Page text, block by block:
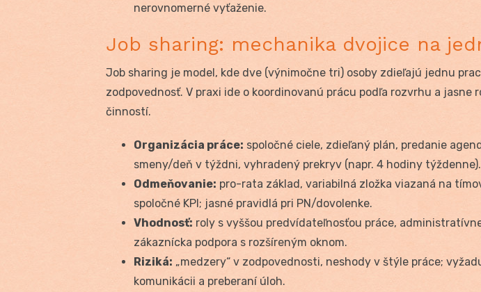
nerovnomerné vyťaženie.
Job sharing: mechanika dvojice na
Job sharing je model, kde dve (výnimočne tri) osoby zdieľajú jednu
zodpovednosť. V praxi ide o koordinovanú prácu podľa rozvrhu a jasne
činností.
Organizácia práce: spoločné ciele, zdieľaný plán, predanie
smeny/deň v týždni, vyhradený prekryv (napr. 4 hodiny týždenne).
Odmeňovanie: pro-rata základ, variabilná zložka viazaná na
spoločné KPI; jasné pravidlá pri PN/dovolenke.
Vhodnosť: roly s vyššou predvídateľnosťou práce,
zákaznícka podpora s rozšíreným oknom.
Riziká: „medzery“ v zodpovednosti, neshody v štýle práce;
komunikácii a preberaní úloh.